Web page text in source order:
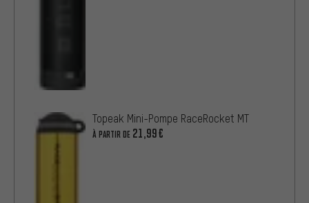
Topeak Mini-Pompe RaceRocket MT
À PARTIR DE 21,99€